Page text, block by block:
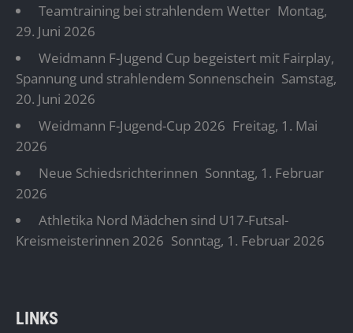
Teamtraining bei strahlendem Wetter Montag,
29. Juni 2026
Weidmann F-Jugend Cup begeistert mit Fairplay,
Spannung und strahlendem Sonnenschein Samstag,
20. Juni 2026
Weidmann F-Jugend-Cup 2026 Freitag, 1. Mai
2026
Neue Schiedsrichterinnen Sonntag, 1. Februar
2026
Athletika Nord Mädchen sind U17-Futsal-
Kreismeisterinnen 2026 Sonntag, 1. Februar 2026
LINKS